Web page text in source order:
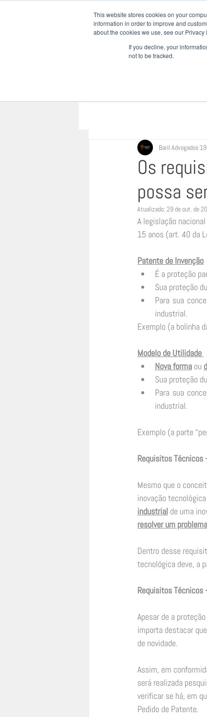
This website stores cookies on your
information in order to improve and
about the cookies we use, see our Privacy
If you decline, your
not to be tracked.
INÍCIO
Os
possa
Baril Advogados
Atualizado: 29 de out. de
A legislação
15 anos (art. 40 da
Patente de Invenção
É a proteção
Sua proteção
Para sua
industrial.
Exemplo (a bolinha
Modelo de Utilidade
Nova forma ou
Sua proteção
Para sua
industrial.
Exemplo (a parte
Requisitos
Mesmo que o
inovação
industrial de uma
resolver um problema
Dentro desse
tecnológica deve, a
Requisitos Técnicos
Apesar de a
importa destacar
de novidade.
Assim, em
será realizada
verificar se há, em
Pedido de Patente.